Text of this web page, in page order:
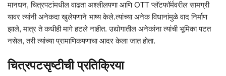
मानधन, चित्रपटांमधील वाढता अश्लीलपणा आणि OTT प्लॅटफॉर्मवरील सामग्री
यावर त्यांनी अनेकदा खुलेपणाने भाष्य केले.त्यांच्या अनेक विधानांमुळे वाद निर्माण
झाले, मात्र ते कधीही मागे हटले नाहीत. उद्योगातील अनेकांना त्यांची भूमिका पटत
नसेल, तरी त्यांच्या प्रामाणिकपणाचा आदर केला जात होता.
चित्रपटसृष्टीची प्रतिक्रिया